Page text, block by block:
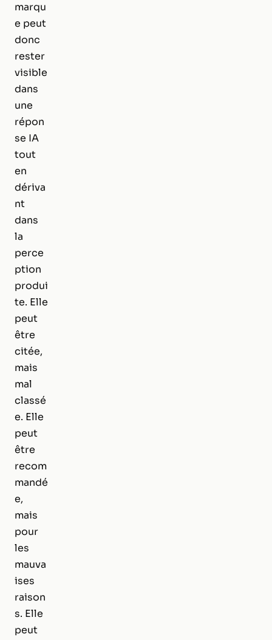
marqu
e peut
donc
rester
visible
dans
une
répon
se IA
tout
en
dériva
nt
dans
la
perce
ption
produi
te. Elle
peut
être
citée,
mais
mal
classé
e. Elle
peut
être
recom
mandé
e,
mais
pour
les
mauva
ises
raison
s. Elle
peut